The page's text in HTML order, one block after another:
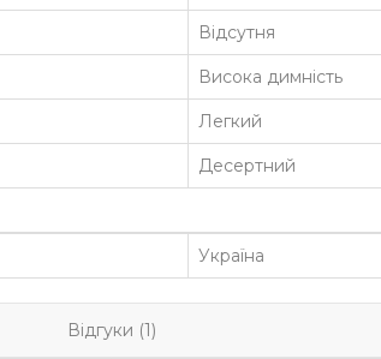
Відсутня
Висока димність
Легкий
Десертний
Україна
Відгуки (1)